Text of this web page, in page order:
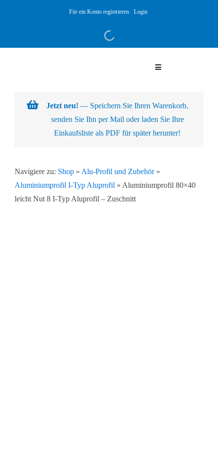
Für ein Konto registrieren Login
Toggle
Kundenlösungen
Jetzt neu! — Speichern Sie Ihren Warenkorb,
senden Sie Ihn per Mail oder laden Sie Ihre
Einkaufsliste als PDF für später herunter!
Navigiere zu: Shop» Alu-Profil und Zubehör»
Aluminiumprofil I-Typ Aluprofil » Aluminiumprofil 80×40
leicht Nut 8 I-Typ Aluprofil – Zuschnitt